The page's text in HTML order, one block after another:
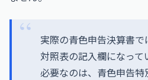
実際の青色申告決算書
対照表の記入欄になっ
必要なのは、青色申告特